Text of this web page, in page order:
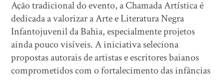
Ação tradicional do evento, a Chamada Artística é
dedicada a valorizar a Arte e Literatura Negra
Infantojuvenil da Bahia, especialmente projetos
ainda pouco visíveis. A iniciativa seleciona
propostas autorais de artistas e escritores baianos
comprometidos com o fortalecimento das infâncias